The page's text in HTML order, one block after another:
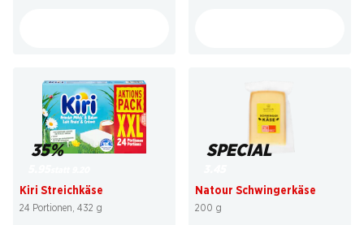
35%
Kiri Streichkäse
24 Portionen, 432 g
SPECIAL
Natour Schwingerkäse
200 g